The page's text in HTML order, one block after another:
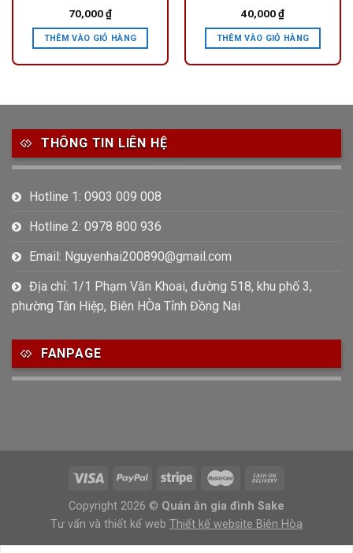
70,000₫
THÊM VÀO GIỎ HÀNG
40,000₫
THÊM VÀO GIỎ HÀNG
THÔNG TIN LIÊN HỆ
Hotline 1: 0903 009 008
Hotline 2: 0978 800 936
Email: Nguyenhai200890@gmail.com
Địa chỉ: 1/1 Phạm Văn Khoai, đường 518, khu phố 3,
phường Tân Hiệp, Biên HÒa Tỉnh Đồng Nai
FANPAGE
Copyright 2026 © Quán ăn gia đình Sake
Tư vấn và thiết kế web Thiết kế website Biên Hòa